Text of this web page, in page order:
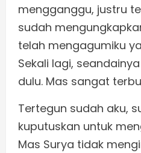
mengganggu, justru
sudah
telah mengagumiku
Sekali lagi,
dulu. Mas sangat
Tertegun sudah aku,
kuputuskan untuk
Mas Surya tidak